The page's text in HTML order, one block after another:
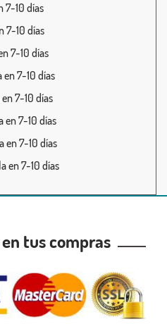
7-10 días
7-10 días
7-10 días
7-10 días
7-10 días
7-10 días
en 7-10 días
en 7-10 días
tus compras